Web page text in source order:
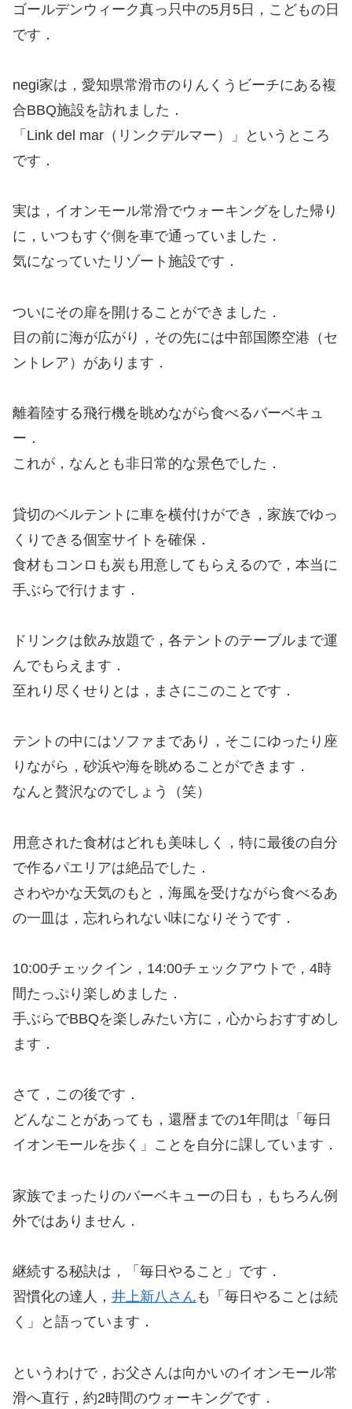
ゴールデンウィーク真っ只中の5月5日，こどもの日
です．
negi家は，愛知県常滑市のりんくうビーチにある複
合BBQ施設を訪れました．
「Link del mar（リンクデルマー）」というところ
です．
実は，イオンモール常滑でウォーキングをした帰り
に，いつもすぐ側を車で通っていました．
気になっていたリゾート施設です．
ついにその扉を開けることができました．
目の前に海が広がり，その先には中部国際空港（セ
ントレア）があります．
離着陸する飛行機を眺めながら食べるバーベキュ
ー．
これが，なんとも非日常的な景色でした．
貸切のベルテントに車を横付けができ，家族でゆっ
くりできる個室サイトを確保．
食材もコンロも炭も用意してもらえるので，本当に
手ぶらで行けます．
ドリンクは飲み放題で，各テントのテーブルまで運
んでもらえます．
至れり尽くせりとは，まさにこのことです．
テントの中にはソファまであり，そこにゆったり座
りながら，砂浜や海を眺めることができます．
なんと贅沢なのでしょう（笑）
用意された食材はどれも美味しく，特に最後の自分
で作るパエリアは絶品でした．
さわやかな天気のもと，海風を受けながら食べるあ
の一皿は，忘れられない味になりそうです．
10:00チェックイン，14:00チェックアウトで，4時
間たっぷり楽しめました．
手ぶらでBBQを楽しみたい方に，心からおすすめし
ます．
さて，この後です．
どんなことがあっても，還暦までの1年間は「毎日
イオンモールを歩く」ことを自分に課しています．
家族でまったりのバーベキューの日も，もちろん例
外ではありません．
継続する秘訣は，「毎日やること」です．
習慣化の達人， 井上新八さん も「毎日やることは続
く」と語っています．
というわけで，お父さんは向かいのイオンモール常
滑へ直行，約2時間のウォーキングです．